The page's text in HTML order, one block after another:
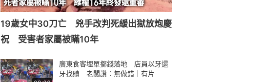
19歲女中30刀亡 兇手改判死緩出獄放炮慶
祝 受害者家屬被瞞10年
廣東食客埋單擲錢落地 店員以牙還
牙找贖 老闆讚：無做錯｜有片